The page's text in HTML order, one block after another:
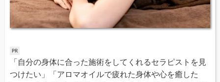
「自分の身体に合った施術をしてくれるセラピストを見
つけたい」「アロマオイルで疲れた身体や心を癒した